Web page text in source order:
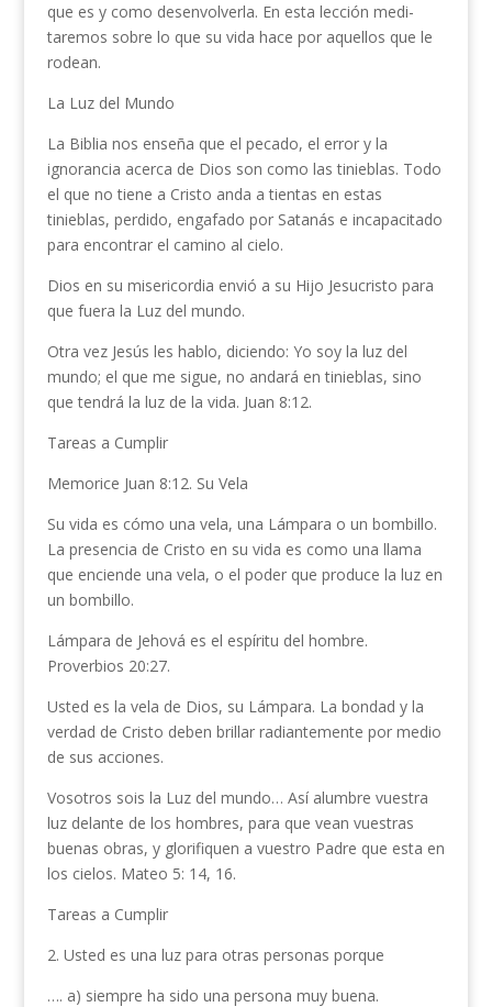
que es y como desenvolverla. En esta lección medi­
taremos sobre lo que su vida hace por aquellos que le
rodean.
La Luz del Mundo
La Biblia nos enseña que el pecado, el error y la
ignorancia acerca de Dios son como las tinieblas. Todo
el que no tiene a Cristo anda a tientas en estas
tinieblas, perdido, engafado por Satanás e incapaci­tado
para encontrar el camino al cielo.
Dios en su misericordia envió a su Hijo Jesucristo para
que fuera la Luz del mundo.
Otra vez Jesús les hablo, diciendo: Yo soy la luz del
mundo; el que me sigue, no andará en tinie­blas, sino
que tendrá la luz de la vida. Juan 8:12.
Tareas a Cumplir
Memorice Juan 8:12. Su Vela
Su vida es cómo una vela, una Lámpara o un bom­billo.
La presencia de Cristo en su vida es como una llama
que enciende una vela, o el poder que produce la luz en
un bombillo.
Lámpara de Jehová es el espíritu del hombre.
Proverbios 20:27.
Usted es la vela de Dios, su Lámpara. La bondad y la
verdad de Cristo deben brillar radiantemente por medio
de sus acciones.
Vosotros sois la Luz del mundo… Así alumbre vuestra
luz delante de los hombres, para que vean vuestras
buenas obras, y glorifiquen a vuestro Padre que esta en
los cielos. Mateo 5: 14, 16.
Tareas a Cumplir
2. Usted es una luz para otras personas porque
…. a) siempre ha sido una persona muy buena.